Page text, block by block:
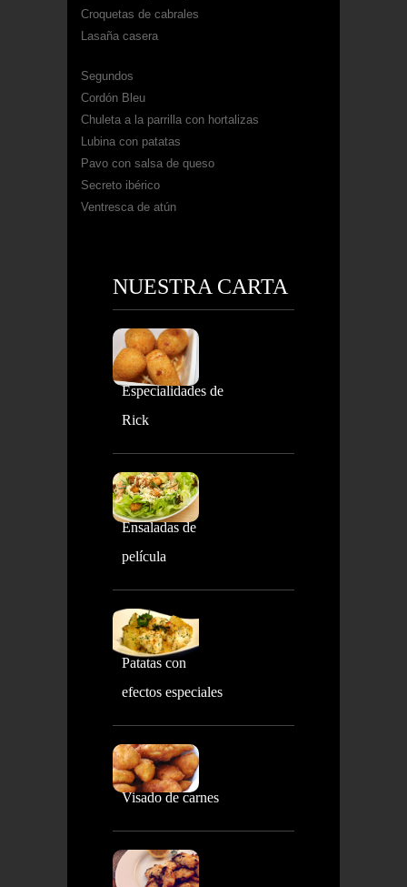
Croquetas de cabrales
Lasaña casera
Segundos
Cordón Bleu
Chuleta a la parrilla con hortalizas
Lubina con patatas
Pavo con salsa de queso
Secreto ibérico
Ventresca de atún
NUESTRA CARTA
Especialidades de
Rick
Ensaladas de
película
Patatas con
efectos especiales
Visado de carnes